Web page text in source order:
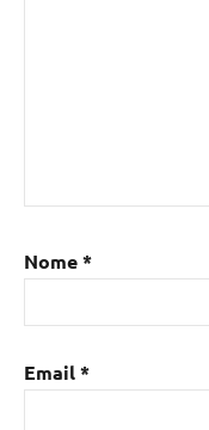
Nome*
Email*